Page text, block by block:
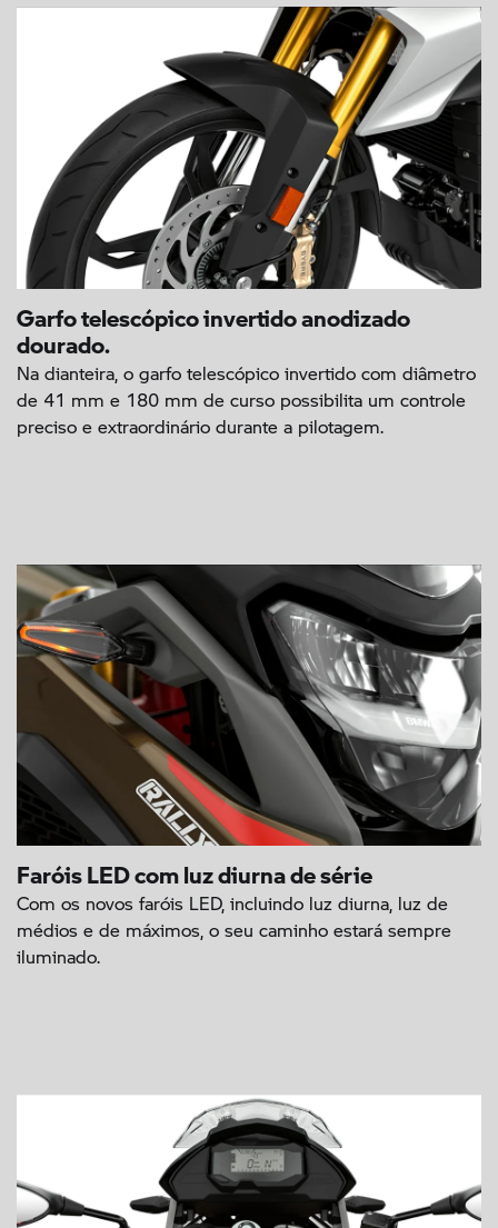
Garfo telescópico invertido anodizado
dourado.
Na dianteira, o garfo telescópico invertido com diâmetro
de 41 mm e 180 mm de curso possibilita um controle
preciso e extraordinário durante a pilotagem.
Faróis LED com luz diurna de série
Com os novos faróis LED, incluindo luz diurna, luz de
médios e de máximos, o seu caminho estará sempre
iluminado.